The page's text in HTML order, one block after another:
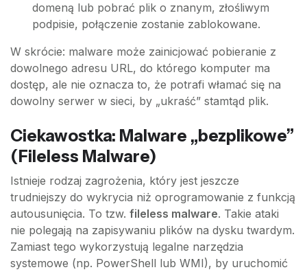
domeną lub pobrać plik o znanym, złośliwym
podpisie, połączenie zostanie zablokowane.
W skrócie: malware może zainicjować pobieranie z
dowolnego adresu URL, do którego komputer ma
dostęp, ale nie oznacza to, że potrafi włamać się na
dowolny serwer w sieci, by „ukraść” stamtąd plik.
Ciekawostka: Malware „bezplikowe”
(Fileless Malware)
Istnieje rodzaj zagrożenia, który jest jeszcze
trudniejszy do wykrycia niż oprogramowanie z funkcją
autousunięcia. To tzw. fileless malware. Takie ataki
nie polegają na zapisywaniu plików na dysku twardym.
Zamiast tego wykorzystują legalne narzędzia
systemowe (np. PowerShell lub WMI), by uruchomić